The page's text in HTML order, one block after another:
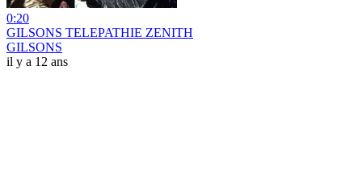
0:20
GILSONS TELEPATHIE ZENITH
GILSONS
il y a 12 ans